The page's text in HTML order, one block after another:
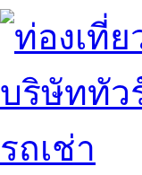
บริษัททัว
รถเช่า